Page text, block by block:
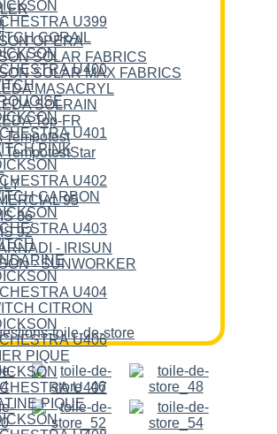
OPERA
SOLAR FABRICS
SOLAR MAX FABRICS
MASACRYL
SOLRAIN
Top-FR
Tempotest
TempotestStar
95
86
92
- IRISUN
- SUNWORKER